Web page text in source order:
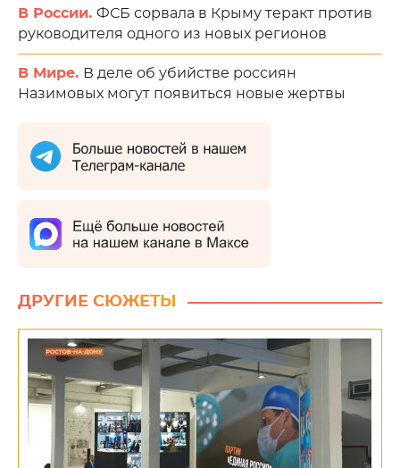
В России. ФСБ сорвала в Крыму теракт против
руководителя одного из новых регионов
В Мире. В деле об убийстве россиян
Назимовых могут появиться новые жертвы
ДРУГИЕ СЮЖЕТЫ